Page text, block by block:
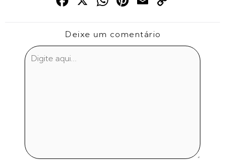
ok
p
t
Deixe um comentário
Digite
aqui...